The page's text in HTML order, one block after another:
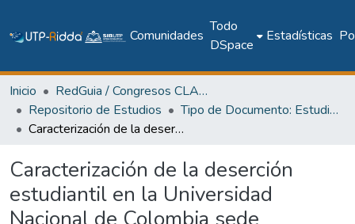
Comunidades
Todo
DSpace
Estadísticas
Inicio
RedGuia / Congresos CLABES
Repositorio de Estudios
Tipo de Documento: Estudio Aplicado
Caracterización de la deserción estudiantil en la Universidad Nacional de Colombia sede Medellín
Caracterización de la deserción
estudiantil en la Universidad